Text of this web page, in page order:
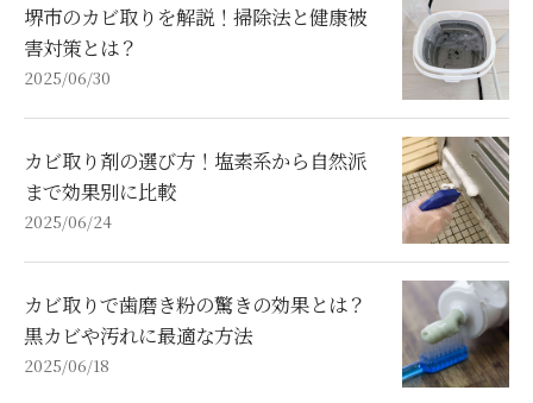
堺市のカビ取りを解説！掃除法と健康被
害対策とは？
2025/06/30
カビ取り剤の選び方！塩素系から自然派
まで効果別に比較
2025/06/24
カビ取りで歯磨き粉の驚きの効果とは？
黒カビや汚れに最適な方法
2025/06/18